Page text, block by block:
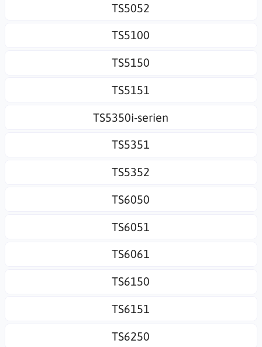
TS5052
TS5100
TS5150
TS5151
TS5350i-serien
TS5351
TS5352
TS6050
TS6051
TS6061
TS6150
TS6151
TS6250